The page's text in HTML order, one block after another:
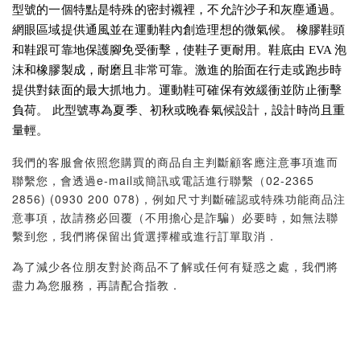
型號的一個特點是特殊的密封襯裡，不允許沙子和灰塵通過。
網眼區域提供通風並在運動鞋內創造理想的微氣候。 橡膠鞋頭
和鞋跟可靠地保護腳免受衝擊，使鞋子更耐用。鞋底由 EVA 泡
沫和橡膠製成，耐磨且非常可靠。激進的胎面在行走或跑步時
提供對錶面的最大抓地力。運動鞋可確保有效緩衝並防止衝擊
負荷。 此型號專為夏季、初秋或晚春氣候設計，設計時尚且重
量輕。
我們的客服會依照您購買的商品自主判斷顧客應注意事項進而
聯繫您，會透過e-mail或簡訊或電話進行聯繫（02-2365
2856) (0930 200 078)，例如尺寸判斷確認或特殊功能商品注
意事項，故請務必回覆（不用擔心是詐騙）必要時，如無法聯
繫到您，我們將保留出貨選擇權或進行訂單取消．
為了減少各位朋友對於商品不了解或任何有疑惑之處，我們將
盡力為您服務，再請配合指教．